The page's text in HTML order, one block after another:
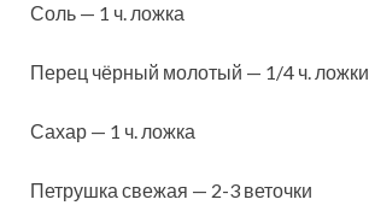
Соль — 1 ч. ложка
Перец чёрный молотый — 1/4 ч. ложки
Сахар — 1 ч. ложка
Петрушка свежая — 2-3 веточки